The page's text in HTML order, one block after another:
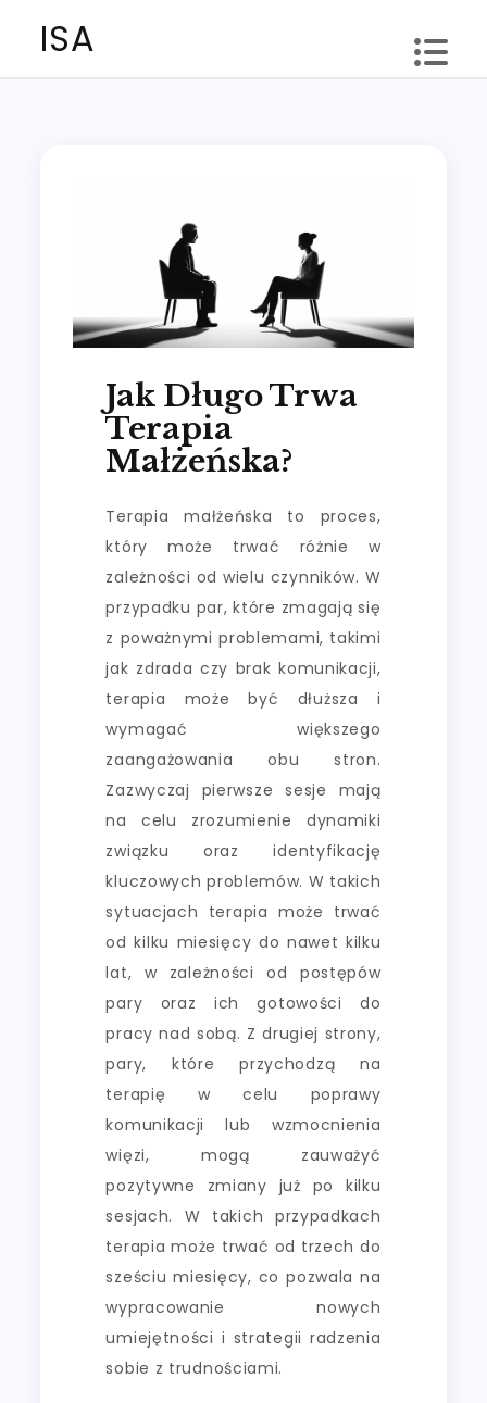
ISA
Jak Długo Trwa
Terapia
Małżeńska?
Terapia małżeńska to proces,
który może trwać różnie w
zależności od wielu czynników. W
przypadku par, które zmagają się
z poważnymi problemami, takimi
jak zdrada czy brak komunikacji,
terapia może być dłuższa i
wymagać większego
zaangażowania obu stron.
Zazwyczaj pierwsze sesje mają
na celu zrozumienie dynamiki
związku oraz identyfikację
kluczowych problemów. W takich
sytuacjach terapia może trwać
od kilku miesięcy do nawet kilku
lat, w zależności od postępów
pary oraz ich gotowości do
pracy nad sobą. Z drugiej strony,
pary, które przychodzą na
terapię w celu poprawy
komunikacji lub wzmocnienia
więzi, mogą zauważyć
pozytywne zmiany już po kilku
sesjach. W takich przypadkach
terapia może trwać od trzech do
sześciu miesięcy, co pozwala na
wypracowanie nowych
umiejętności i strategii radzenia
sobie z trudnościami.